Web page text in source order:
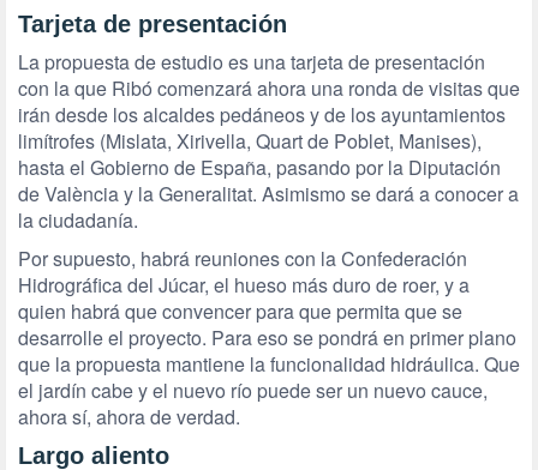
Tarjeta de presentación
La propuesta de estudio es una tarjeta de presentación
con la que Ribó comenzará ahora una ronda de visitas que
irán desde los alcaldes pedáneos y de los ayuntamientos
limítrofes (Mislata, Xirivella, Quart de Poblet, Manises),
hasta el Gobierno de España, pasando por la Diputación
de València y la Generalitat. Asimismo se dará a conocer a
la ciudadanía.
Por supuesto, habrá reuniones con la Confederación
Hidrográfica del Júcar, el hueso más duro de roer, y a
quien habrá que convencer para que permita que se
desarrolle el proyecto. Para eso se pondrá en primer plano
que la propuesta mantiene la funcionalidad hidráulica. Que
el jardín cabe y el nuevo río puede ser un nuevo cauce,
ahora sí, ahora de verdad.
Largo aliento